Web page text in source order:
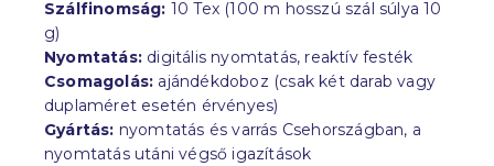
Szálfinomság: 10 Tex (100 m hosszú szál súlya 10
g)
Nyomtatás: digitális nyomtatás, reaktív festék
Csomagolás: ajándékdoboz (csak két darab vagy
duplaméret esetén érvényes)
Gyártás: nyomtatás és varrás Csehországban, a
nyomtatás utáni végső igazítások